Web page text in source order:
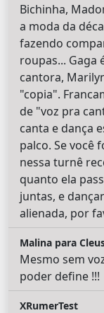
Bichinha,
a moda da
fazendo
roupas... Gaga
cantora,
"copia".
de "voz pra
canta e dança
palco. Se você
nessa turnê
quanto ela
juntas, e
alienada, por
Malina para
Mesmo sem
poder define !!!
XRumerTest